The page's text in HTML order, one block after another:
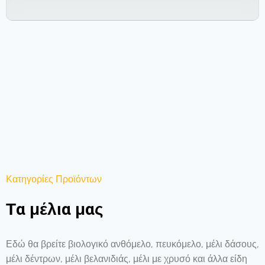
Κατηγορίες Προϊόντων
Τα μέλια μας
Εδώ θα βρείτε βιολογικό ανθόμελο, πευκόμελο, μέλι δάσους,
μέλι δέντρων, μέλι βελανιδιάς, μέλι με χρυσό και άλλα είδη